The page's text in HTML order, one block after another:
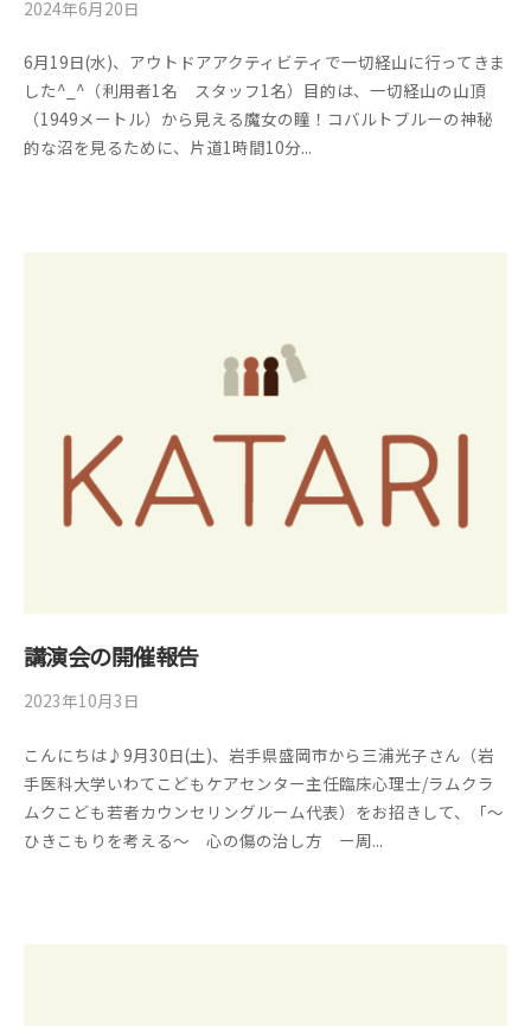
2024年6月20日
管
理
者
件
の
コ
メ
6月19日(水)、アウトドアアクティビティで一切経山に行ってきま
した^_^（利用者1名 スタッフ1名）目的は、一切経山の山頂
（1949メートル）から見える魔女の瞳！コバルトブルーの神秘
的な沼を見るために、片道1時間10分...
講演会の開催報告
2023年10月3日
管
理
者
件
の
コ
メ
こんにちは♪9月30日(土)、岩手県盛岡市から三浦光子さん（岩
手医科大学いわてこどもケアセンター主任臨床心理士/ラムクラ
ムクこども若者カウンセリングルーム代表）をお招きして、「〜
ひきこもりを考える〜 心の傷の治し方 ー周...